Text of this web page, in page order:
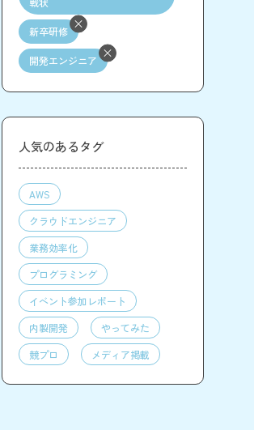
新卒研修
開発エンジニア
人気のあるタグ
AWS
クラウドエンジニア
業務効率化
プログラミング
イベント参加レポート
内製開発
やってみた
競プロ
メディア掲載